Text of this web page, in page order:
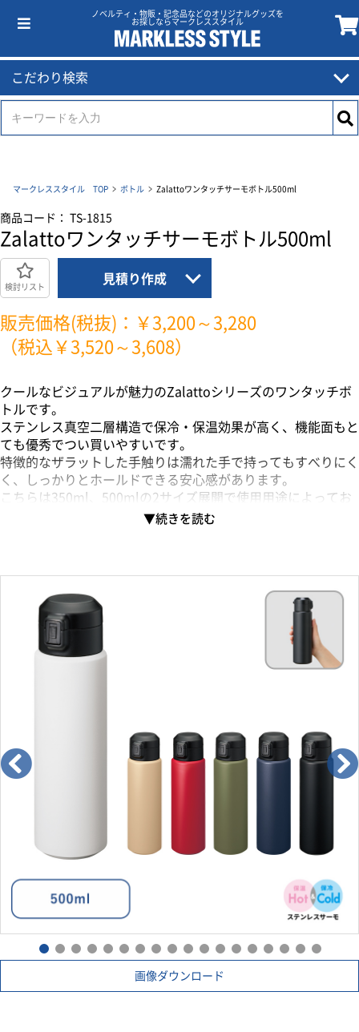
ノベルティ・物販・記念品などのオリジナルグッズを
お探しならマークレススタイル
こだわり検索
マークレススタイル TOP ボトル Zalattoワンタッチサーモボトル500ml
商品コード： TS-1815
Zalattoワンタッチサーモボトル500ml
検討リスト
見積り作成
販売価格(税抜)：￥3,200～3,280
（税込￥3,520～3,608）
クールなビジュアルが魅力のZalattoシリーズのワンタッチボ
トルです。
ステンレス真空二層構造で保冷・保温効果が高く、機能面もと
ても優秀でつい買いやすいです。
特徴的なザラットした手触りは濡れた手で持ってもすべりにく
く、しっかりとホールドできる安心感があります。
こちらは350ml、500mlの2サイズ展開で使用用途によってお
スポーツ＆アウトドア関連や、車関連などのジャンルのPRな
どにも効果的です。
画像ダウンロード